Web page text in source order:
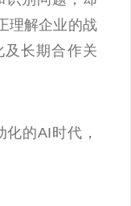
理解企业的战
长期合作关
的AI时代，